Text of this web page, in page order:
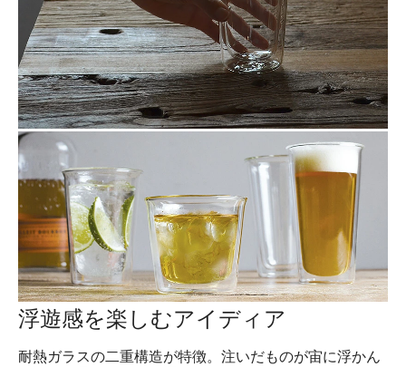
浮遊感を楽しむアイディア
耐熱ガラスの二重構造が特徴。注いだものが宙に浮かん